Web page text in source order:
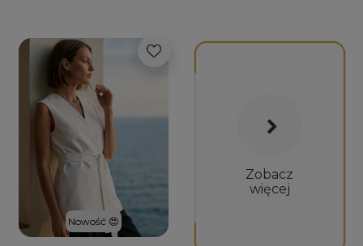
Nowość 😍
Zobacz
więcej